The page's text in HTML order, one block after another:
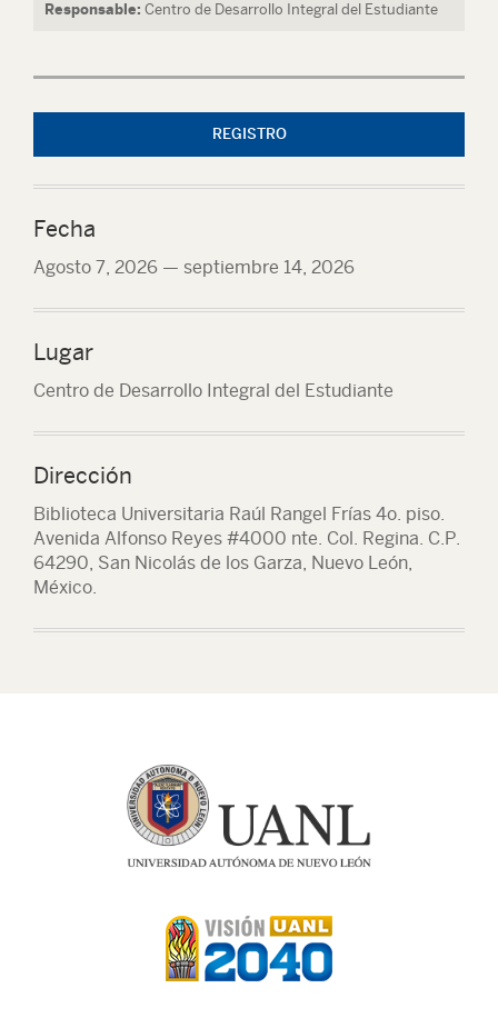
Responsable: Centro de Desarrollo Integral del Estudiante
REGISTRO
Fecha
Agosto 7, 2026 — septiembre 14, 2026
Lugar
Centro de Desarrollo Integral del Estudiante
Dirección
Biblioteca Universitaria Raúl Rangel Frías 4o. piso.
Avenida Alfonso Reyes #4000 nte. Col. Regina. C.P.
64290, San Nicolás de los Garza, Nuevo León,
México.